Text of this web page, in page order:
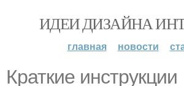
ИДЕИ ДИЗАЙНА
главная новости
Краткие инструкции